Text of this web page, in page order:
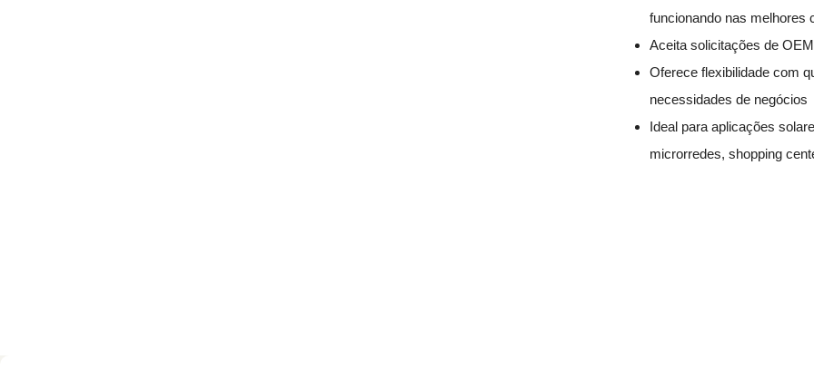
funcionando nas melhores
Aceita solicitações de
Oferece flexibilidade com
necessidades de negócios
Ideal para aplicações
microrredes, shopping